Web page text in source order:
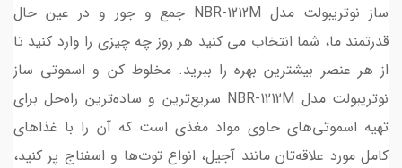
ساز نوتریبولت مدل NBR-1212M جمع و جور و در عین حال
قدرتمند ما، شما انتخاب می کنید هر روز چه چیزی را وارد کنید تا
از هر عنصر بیشترین بهره را ببرید. مخلوط کن و اسموتی ساز
نوتریبولت مدل NBR-1212M سریع‌ترین و ساده‌ترین راه‌حل برای
تهیه اسموتی‌های حاوی مواد مغذی است که آن را با غذاهای
کامل مورد علاقه‌تان مانند آجیل، انواع توت‌ها و اسفناج پر کنید،